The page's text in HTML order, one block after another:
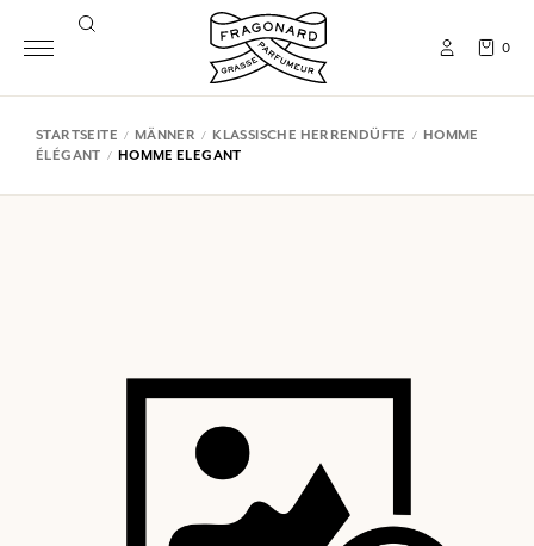
0
STARTSEITE MÄNNER KLASSISCHE HERRENDÜFTE
HOMME
ÉLÉGANT
HOMME ELEGANT